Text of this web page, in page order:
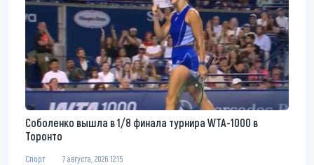
Соболенко вышла в 1/8 финала турнира WTA-1000 в
Торонто
Спорт 7 августа, 2026 12:15